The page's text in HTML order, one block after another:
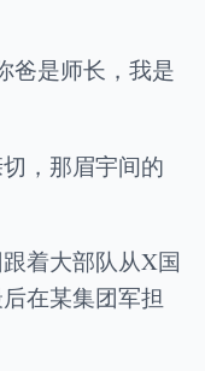
爸是师长，我是
，那眉宇间的
着大部队从X国
在某集团军担